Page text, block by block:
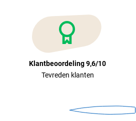
Klantbeoordeling 9,6/10
Tevreden klanten